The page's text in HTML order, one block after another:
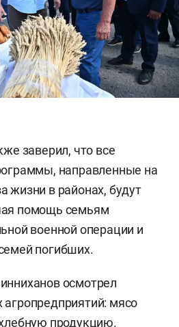
заверил, что все
направленные на
жизни в районах, будут
помощь семьям
военной операции и
погибших.
осмотрел
мясо
продукцию.